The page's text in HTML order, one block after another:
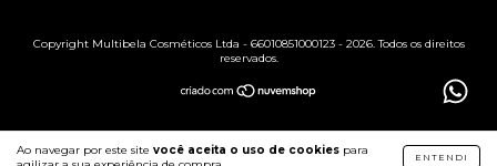
Ao navegar por este site você aceita o uso de cookies para
ENTENDI
Copyright Multibela Cosméticos Ltda - 66010851000123 - 2026. Todos os direitos
reservados.